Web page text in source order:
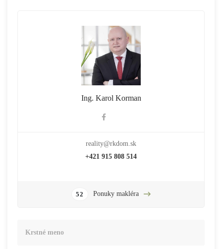
Ing. Karol Korman
reality@rkdom.sk
+421 915 808 514
52 Ponuky makléra